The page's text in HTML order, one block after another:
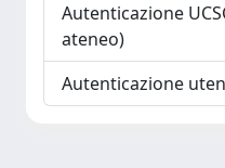
Autenticazione
ateneo)
Autenticazione